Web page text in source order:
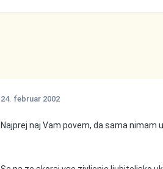
24. februar 2002
Najprej naj Vam povem, da sama nimam